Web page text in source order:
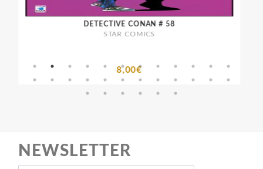
DETECTIVE CONAN # 58
STAR COMICS
8,00€
NEWSLETTER